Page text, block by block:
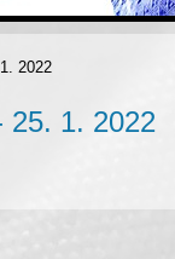
2022
25. 1. 2022